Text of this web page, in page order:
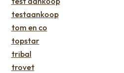
testaankoop
tom en co
topstar
tribal
trovet